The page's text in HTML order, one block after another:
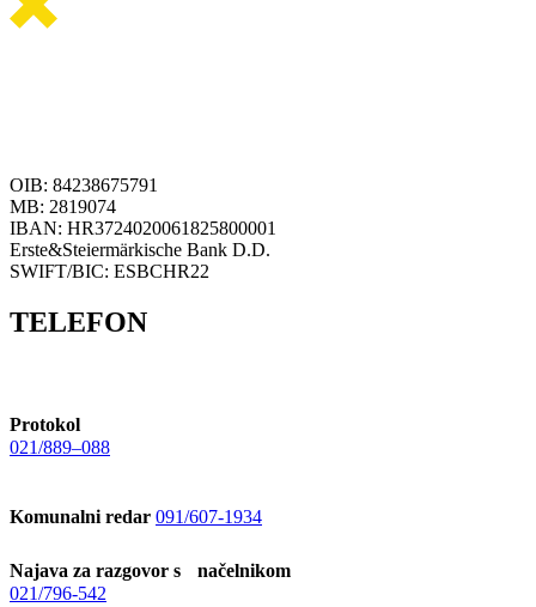
OIB: 84238675791
MB: 2819074
IBAN: HR3724020061825800001
Erste&Steiermärkische Bank D.D.
SWIFT/BIC: ESBCHR22
TELEFON
Protokol
021/889–088
Komunalni redar 091/607-1934
Najava za razgovor s načelnikom
021/796-542